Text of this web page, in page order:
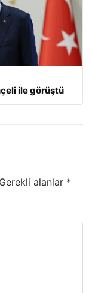
ile görüştü
Gerekli alanlar *